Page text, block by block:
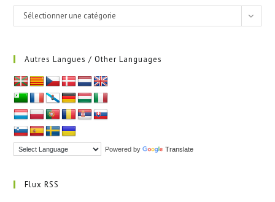
Catégories
Sélectionner une catégorie
Autres Langues / Other Languages
Powered by Translate
Flux RSS